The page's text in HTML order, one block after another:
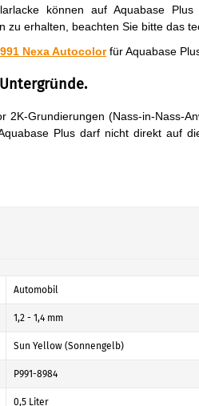
können auf Aquabase
erhalten, beachten Sie bitte das
Nexa Autocolorfür Aquabase
Grundierungen (Nass-in-Nass-
Plus darf nicht direkt auf
Automobil
1,2 - 1,4 mm
Sun Yellow (Sonnengelb)
P991-8984
0,5 Liter